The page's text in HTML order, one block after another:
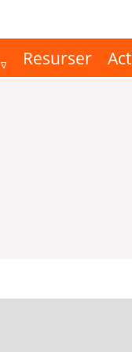
Resurser